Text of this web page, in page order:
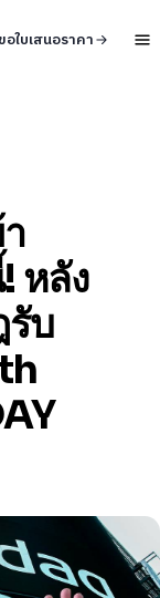
ขอใบเสนอราคา
หลัง
บ